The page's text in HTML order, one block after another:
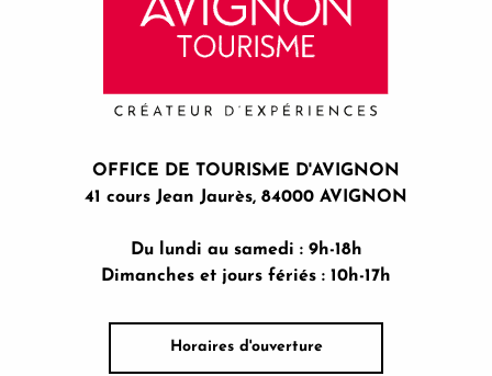
OFFICE DE TOURISME D'AVIGNON
41 cours Jean Jaurès, 84000 AVIGNON
Du lundi au samedi : 9h-18h
Dimanches et jours fériés : 10h-17h
Horaires d'ouverture